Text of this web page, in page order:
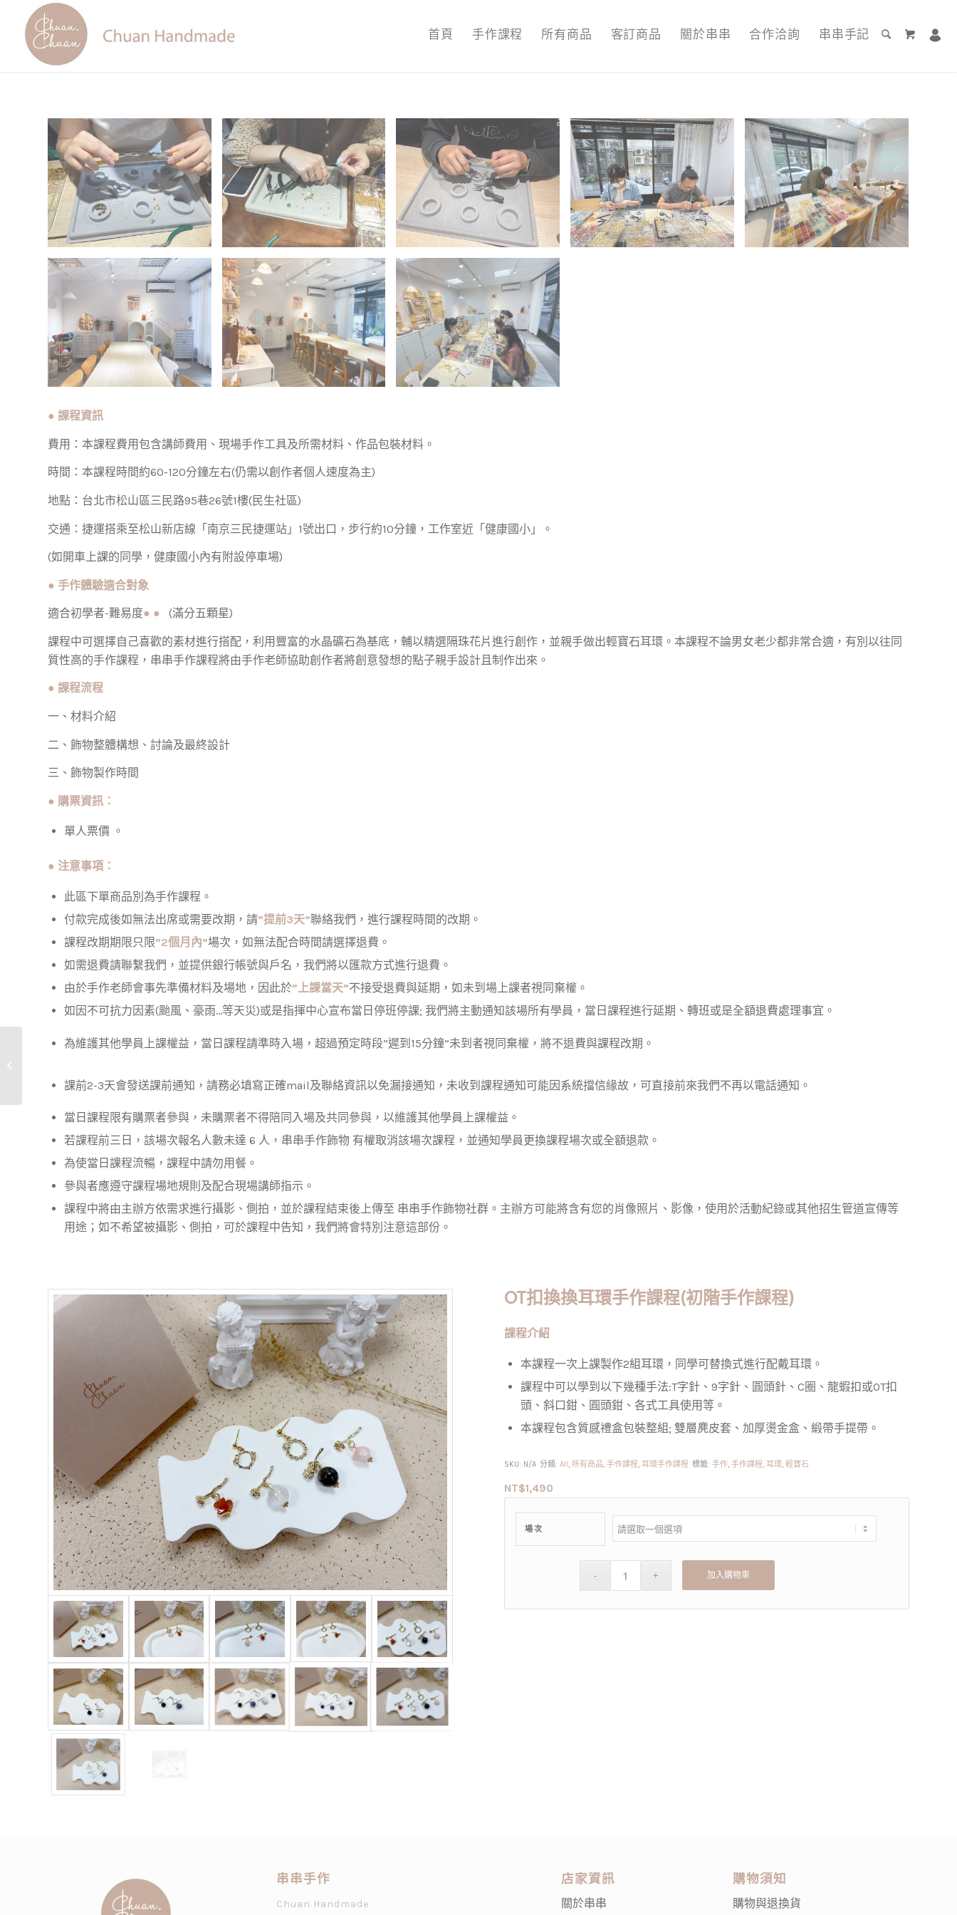
首頁 手作課程 所有商品 客訂商品 關於串串 合作洽詢 串串手記
● 課程資訊
費用：本課程費用包含講師費用、現場手作工具及所需材料、作品包裝材料。
時間：本課程時間約60-120分鐘左右(仍需以創作者個人速度為主)
地點：台北市松山區三民路95巷26號1樓(民生社區)
交通：捷運搭乘至松山新店線「南京三民捷運站」1號出口，步行約10分鐘，工作室近「健康國小」。
(如開車上課的同學，健康國小內有附設停車場)
● 手作體驗適合對象
適合初學者-難易度● ● (滿分五顆星)
課程中可選擇自己喜歡的素材進行搭配，利用豐富的水晶礦石為基底，輔以精選隔珠花片進行創作，並親手做出輕寶石耳環。本課程不論男女老少都非常合適，有別以往同
質性高的手作課程，串串手作課程將由手作老師協助創作者將創意發想的點子親手設計且制作出來。
● 課程流程
一、材料介紹
二、飾物整體構想、討論及最終設計
三、飾物製作時間
● 購票資訊：
單人票價 。
● 注意事項：
此區下單商品別為手作課程。
付款完成後如無法出席或需要改期， 請”提前3天”聯絡我們 ，進行課程時間的改期。
課程改期期限只限”2個月內”場次 ，如無法配合時間請選擇退費。
如需退費請聯繫我們，並提供銀行帳號與戶名，我們將以匯款方式進行退費。
由於手作老師會事先準備材料及場地，因此於”上課當天”不接受退費與延期，如未到場上課者視同棄權。
如因不可抗力因素(颱風、豪雨…等天災)或是指揮中心宣布當日停班停課; 我們將主動通知該場所有學員，當日課程進行延期、轉班或是全額退費處理事宜。
為維護其他學員上課權益，當日課程請準時入場，超過預定時段”遲到15分鐘”未到者視同棄權，將不退費與課程改期。
課前2-3天會發送課前通知，請務必填寫正確mail及聯絡資訊以免漏接通知，未收到課程通知可能因系統擋信緣故，可直接前來我們不再以電話通知。
當日課程限有購票者參與，未購票者不得陪同入場及共同參與，以維護其他學員上課權益。
若課程前三日，該場次報名人數未達 6 人，串串手作飾物 有權取消該場次課程，並通知學員更換課程場次或全額退款。
為使當日課程流暢，課程中請勿用餐。
參與者應遵守課程場地規則及配合現場講師指示。
課程中將由主辦方依需求進行攝影、側拍，並於課程結束後上傳至 串串手作飾物社群。主辦方可能將含有您的肖像照片、影像，使用於活動紀錄或其他招生管道宣傳等
用途；如不希望被攝影、側拍，可於課程中告知，我們將會特別注意這部份。
OT扣換換耳環手作課程(初階手作課程)
課程介紹
本課程一次上課製作2組耳環，同學可替換式進行配戴耳環。
課程中可以學到以下幾種手法:T字針、9字針、圓頭針、C圈、龍蝦扣或OT扣
頭、斜口鉗、圓頭鉗、各式工具使用等。
本課程包含質感禮盒包裝整組; 雙層麂皮套、加厚燙金盒、緞帶手提帶。
SKU: N/A 分類:All,所有商品,手作課程,耳環手作課程 標籤:手作,手作課程,耳環,輕寶石
NT$1,490
場次
加入購物車
串串手作
Chuan Handmade
店家資訊
關於串串
購物須知
購物與退換貨